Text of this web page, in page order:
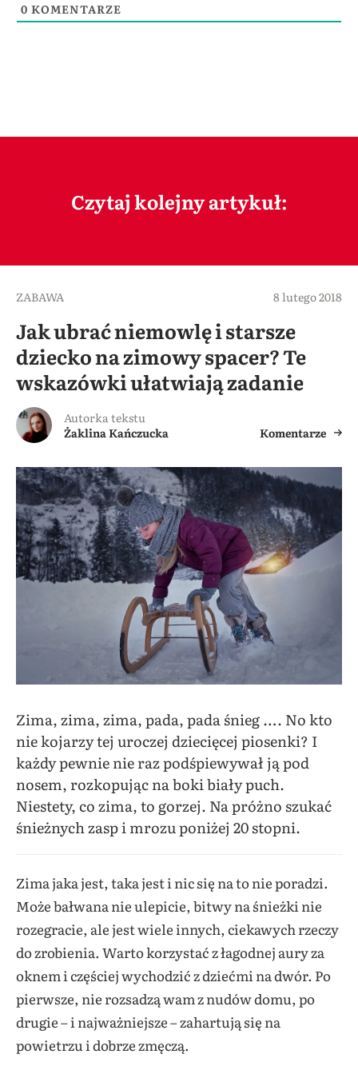
0 KOMENTARZE
Czytaj kolejny artykuł:
ZABAWA 8 lutego 2018
Jak ubrać niemowlę i starsze
dziecko na zimowy spacer? Te
wskazówki ułatwiają zadanie
Autorka tekstu
Żaklina Kańczucka
Komentarze
Zima, zima, zima, pada, pada śnieg …. No kto
nie kojarzy tej uroczej dziecięcej piosenki? I
każdy pewnie nie raz podśpiewywał ją pod
nosem, rozkopując na boki biały puch.
Niestety, co zima, to gorzej. Na próżno szukać
śnieżnych zasp i mrozu poniżej 20 stopni.
Zima jaka jest, taka jest i nic się na to nie poradzi.
Może bałwana nie ulepicie, bitwy na śnieżki nie
rozegracie, ale jest wiele innych, ciekawych rzeczy
do zrobienia. Warto korzystać z łagodnej aury za
oknem i częściej wychodzić z dziećmi na dwór. Po
pierwsze, nie rozsadzą wam z nudów domu, po
drugie – i najważniejsze – zahartują się na
powietrzu i dobrze zmęczą.